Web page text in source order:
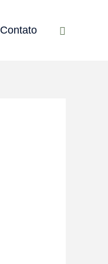
Contato Pesquisar